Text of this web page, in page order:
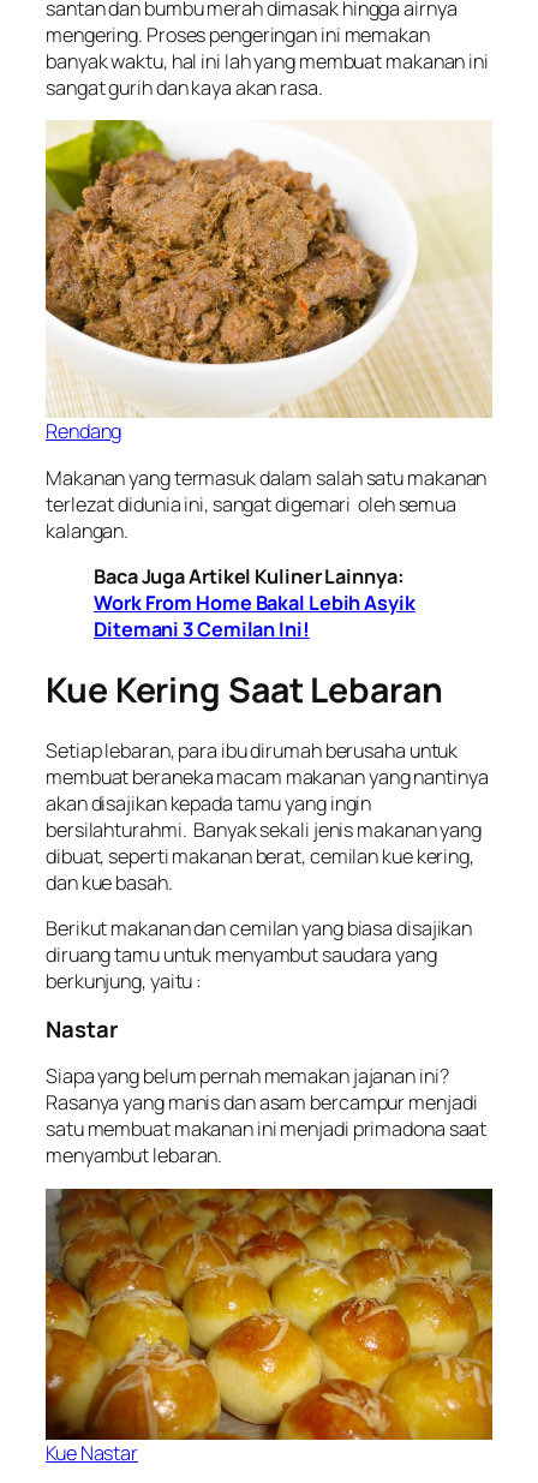
santan dan bumbu merah dimasak hingga airnya
mengering. Proses pengeringan ini memakan
banyak waktu, hal ini lah yang membuat makanan ini
sangat gurih dan kaya akan rasa.
Rendang
Makanan yang termasuk dalam salah satu makanan
terlezat didunia ini, sangat digemari oleh semua
kalangan.
Baca Juga Artikel Kuliner Lainnya:
Work From Home Bakal Lebih Asyik
Ditemani 3 Cemilan Ini!
Kue Kering Saat Lebaran
Setiap lebaran, para ibu dirumah berusaha untuk
membuat beraneka macam makanan yang nantinya
akan disajikan kepada tamu yang ingin
bersilahturahmi. Banyak sekali jenis makanan yang
dibuat, seperti makanan berat, cemilan kue kering,
dan kue basah.
Berikut makanan dan cemilan yang biasa disajikan
diruang tamu untuk menyambut saudara yang
berkunjung, yaitu :
Nastar
Siapa yang belum pernah memakan jajanan ini?
Rasanya yang manis dan asam bercampur menjadi
satu membuat makanan ini menjadi primadona saat
menyambut lebaran.
Kue Nastar